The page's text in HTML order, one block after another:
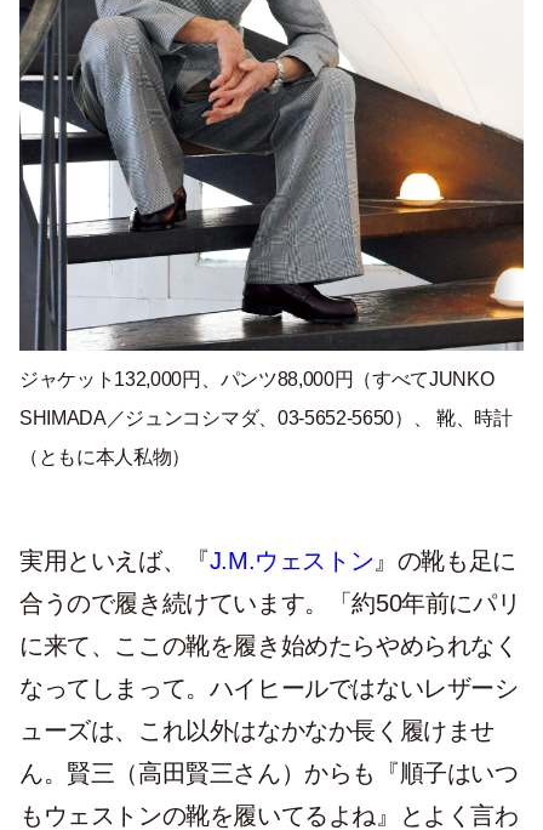
ジャケット132,000円、パンツ88,000円（すべてJUNKO
SHIMADA／ジュンコシマダ、03-5652-5650）、 靴、時計
（ともに本人私物）
実用といえば、『J.M.ウェストン 』の靴も足に
合うので履き続けています。「約50年前にパリ
に来て、ここの靴を履き始めたらやめられなく
なってしまって。ハイヒールではないレザーシ
ューズは、これ以外はなかなか長く履けませ
ん。賢三（高田賢三さん）からも『順子はいつ
もウェストンの靴を履いてるよね』とよく言わ